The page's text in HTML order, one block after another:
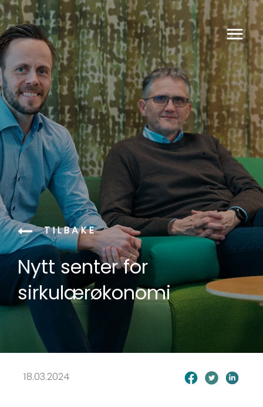
TILBAKE
Nytt senter for
sirkulærøkonomi
18.03.2024